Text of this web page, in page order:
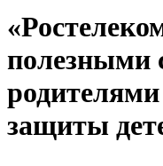
полезными
защиты